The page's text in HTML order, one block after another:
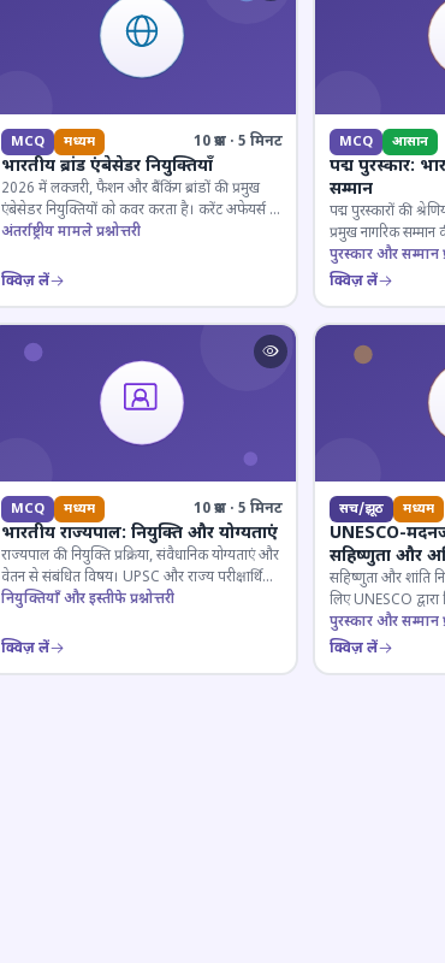
MCQ मध्यम 10 प्रश्न · 5 मिनट
भारतीय ब्रांड एंबेसेडर नियुक्तियाँ
2026 में लक्जरी, फैशन और बैंकिंग ब्रांडों की प्रमुख
एंबेसेडर नियुक्तियों को कवर करता है। करेंट अफेयर्स के
लिए जरूरी।
अंतर्राष्ट्रीय मामले प्रश्नोत्तरी
क्विज़ लें
MCQ आसान
पद्म पुरस्कार:
सम्मान
पद्म पुरस्कारों की
प्रमुख नागरिक
परखें।
पुरस्कार और सम्मान
क्विज़ लें
MCQ मध्यम 10 प्रश्न · 5 मिनट
भारतीय राज्यपाल: नियुक्ति और योग्यताएं
राज्यपाल की नियुक्ति प्रक्रिया, संवैधानिक योग्यताएं और
वेतन से संबंधित विषय। UPSC और राज्य परीक्षार्थियों
के लिए महत्वपूर्ण।
नियुक्तियाँ और इस्तीफे प्रश्नोत्तरी
क्विज़ लें
सच/झूठ मध्यम
UNESCO-
सहिष्णुता और
सहिष्णुता और शांति
लिए UNESCO द्वारा
इतिहास और
पुरस्कार और सम्मान
क्विज़ लें